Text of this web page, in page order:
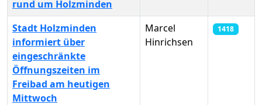
rund um Holzminden
Stadt Holzminden
informiert über
eingeschränkte
Öffnungszeiten im
Freibad am heutigen
Mittwoch
Marcel
Hinrichsen
1418